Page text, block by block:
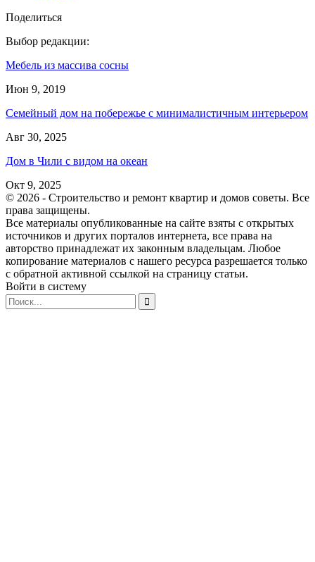
Поделиться
Выбор редакции:
Мебель из массива сосны
Июн 9, 2019
Семейный дом на побережье с минималистичным интерьером
Авг 30, 2025
Дом в Чили с видом на океан
Окт 9, 2025
© 2026 - Строительство и ремонт квартир и домов советы. Все
права защищены.
Все материалы опубликованные на сайте взяты с открытых
источников и других порталов интернета, все права на
авторство принадлежат их законным владельцам. Любое
копирование материалов с нашего ресурса разрешается только
с обратной активной ссылкой на страницу статьи.
Войти в систему